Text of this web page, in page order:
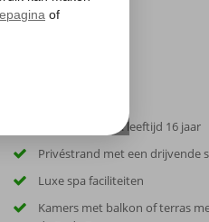
Only Adult: min. leeftijd 16 jaar
Privéstrand met een drijvende
Luxe spa faciliteiten
Kamers met balkon of terras